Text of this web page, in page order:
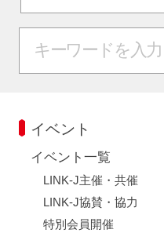
イベント
イベント一覧
LINK-J主催・共催
LINK-J協賛・協力
特別会員開催